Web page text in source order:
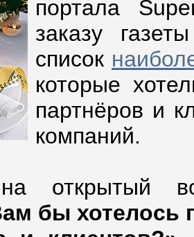
портала
заказу
список
которые
партнёров и
компаний.
открытый
бы хотелось